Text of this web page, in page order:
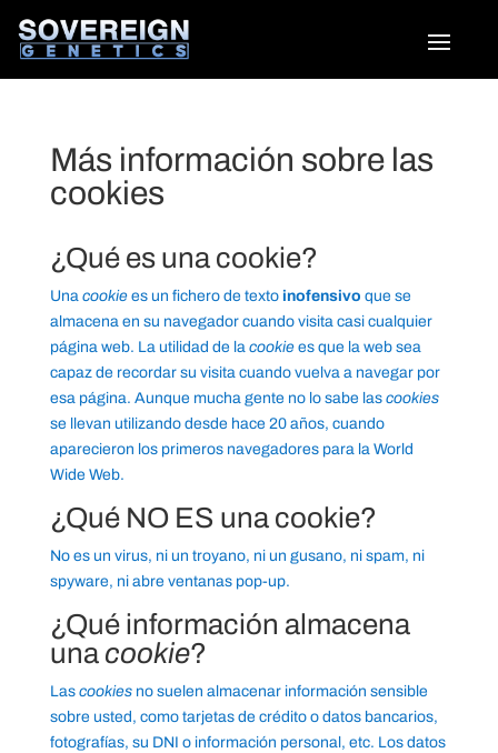
Más información sobre las
cookies
¿Qué es una cookie?
Una cookiees un fichero de texto inofensivo que se
almacena en su navegador cuando visita casi cualquier
página web. La utilidad de la cookiees que la web sea
capaz de recordar su visita cuando vuelva a navegar por
esa página. Aunque mucha gente no lo sabe las cookies
se llevan utilizando desde hace 20 años, cuando
aparecieron los primeros navegadores para la World
Wide Web.
¿Qué NO ES una cookie?
No es un virus, ni un troyano, ni un gusano, ni spam, ni
spyware, ni abre ventanas pop-up.
¿Qué información almacena
una cookie?
Las cookiesno suelen almacenar información sensible
sobre usted, como tarjetas de crédito o datos bancarios,
fotografías, su DNI o información personal, etc. Los datos